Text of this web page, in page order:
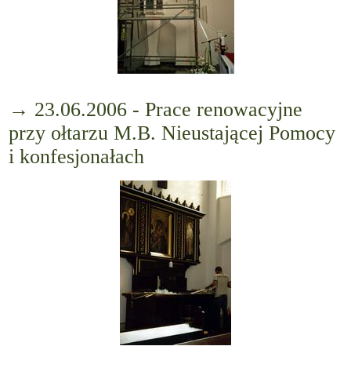
→ 23.06.2006 - Prace renowacyjne
przy ołtarzu M.B. Nieustającej Pomocy
i konfesjonałach